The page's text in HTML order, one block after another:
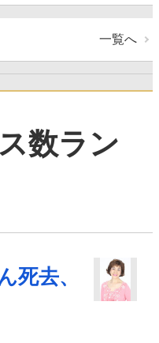
一覧へ
数ラン
死去、